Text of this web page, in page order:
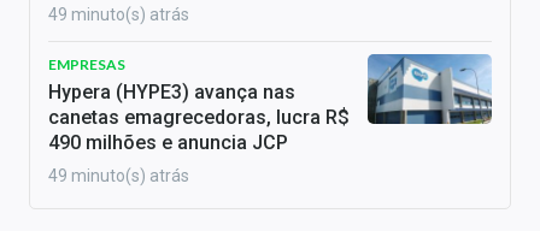
49 minuto(s) atrás
EMPRESAS
Hypera (HYPE3) avança nas
canetas emagrecedoras, lucra R$
490 milhões e anuncia JCP
49 minuto(s) atrás